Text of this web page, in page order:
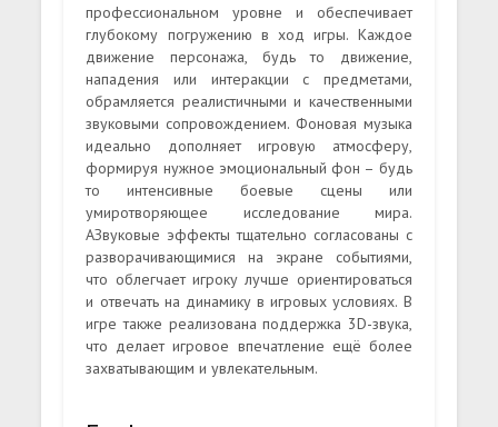
профессиональном уровне и обеспечивает
глубокому погружению в ход игры. Каждое
движение персонажа, будь то движение,
нападения или интеракции с предметами,
обрамляется реалистичными и качественными
звуковыми сопровождением. Фоновая музыка
идеально дополняет игровую атмосферу,
формируя нужное эмоциональный фон – будь
то интенсивные боевые сцены или
умиротворяющее исследование мира.
АЗвуковые эффекты тщательно согласованы с
разворачивающимися на экране событиями,
что облегчает игроку лучше ориентироваться
и отвечать на динамику в игровых условиях. В
игре также реализована поддержка 3D-звука,
что делает игровое впечатление ещё более
захватывающим и увлекательным.